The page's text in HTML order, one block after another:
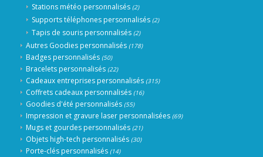
Stations météo personnalisés (2)
Supports téléphones personnalisés (2)
Tapis de souris personnalisés (2)
Autres Goodies personnalisés (178)
Badges personnalisés (50)
Bracelets personnalisés (22)
Cadeaux entreprises personnalisés (315)
Coffrets cadeaux personnalisés (16)
Goodies d'été personnalisés (55)
Impression et gravure laser personnalisées (69)
Mugs et gourdes personnalisés (21)
Objets high-tech personnalisés (30)
Porte-clés personnalisés (14)